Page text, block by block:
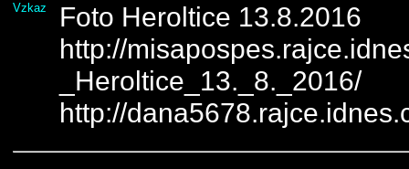
Vzkaz
Foto Heroltice 13.8.2016
http://
_Heroltice_13._8._2016/
http://